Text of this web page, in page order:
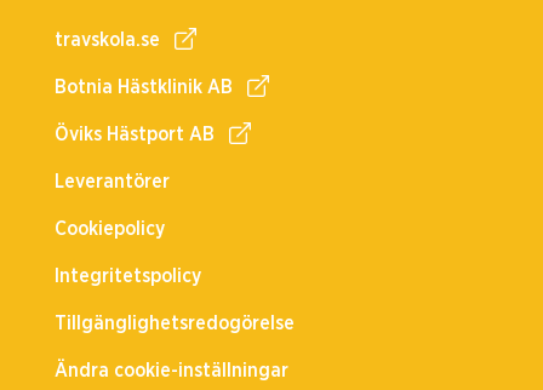
travskola.se
Botnia Hästklinik AB
Öviks Hästport AB
Leverantörer
Cookiepolicy
Integritetspolicy
Tillgänglighetsredogörelse
Ändra cookie-inställningar